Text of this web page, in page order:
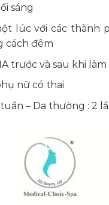
sáng
lúc với các thành
cách đêm
trước và sau khi
nữ có thai
– Da thường : 2